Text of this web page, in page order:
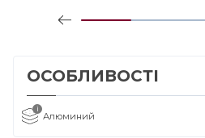
ОСОБЛИВОСТІ
i
Алюминий